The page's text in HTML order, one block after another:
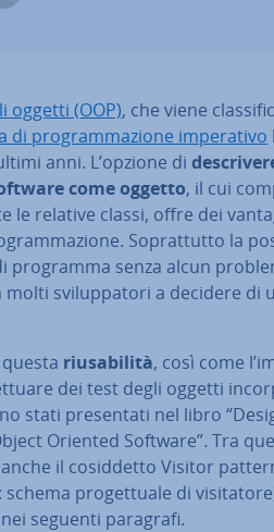
oggetti (OOP), che viene
di pro­gram­ma­zio­ne im­pe­ra­ti­vo
anni. L’opzione di
come oggetto, il cui
le relative classi, offre dei
So­prat­tut­to la
senza alcun
svi­lup­pa­to­ri a decidere di
riu­sa­bi­li­tà, così come
dei test degli oggetti
stati pre­sen­ta­ti nel libro
Oriented Software”. Tra
il co­sid­det­to Visitor
pro­get­tua­le di
seguenti paragrafi.